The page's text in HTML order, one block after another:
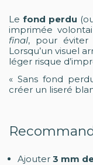
Le fond perdu
imprimée
final, pour éviter
Lorsqu’un visuel
léger risque
« Sans fond
créer un liseré
Ajouter 3 mm